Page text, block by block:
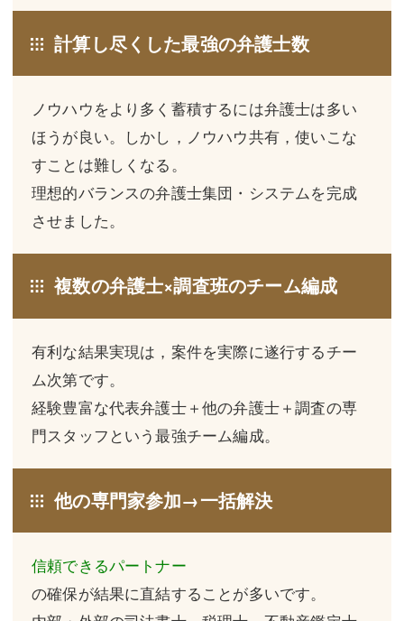
相続・遺言
離婚（夫婦間トラブル）
企業法務
労働問題（解雇，残業等）
交通事故
商業登記
調査・書面作成
マスコミ取材・実績
アクセス
東京事務所 (新宿・四谷)
埼玉事務所 (さいたま市)
離婚（夫婦間トラブル）
企業法務
労働問題（解雇，残業等）
刑事弁護
不動産登記
調査・書面作成
債務整理
アクセス
東京事務所 (新宿・四谷)
埼玉事務所 (さいたま市)
川口事務所（埼玉県川口市）
計算し尽くした最強の弁護士数
ノウハウをより多く蓄積するには弁護士は多い
ほうが良い。しかし，ノウハウ共有，使いこな
すことは難しくなる。
理想的バランスの弁護士集団・システムを完成
させました。
複数の弁護士×調査班のチーム編成
有利な結果実現は，案件を実際に遂行するチー
ム次第です。
経験豊富な代表弁護士＋他の弁護士＋調査の専
門スタッフという最強チーム編成。
他の専門家参加→一括解決
信頼できるパートナー
の確保が結果に直結することが多いです。